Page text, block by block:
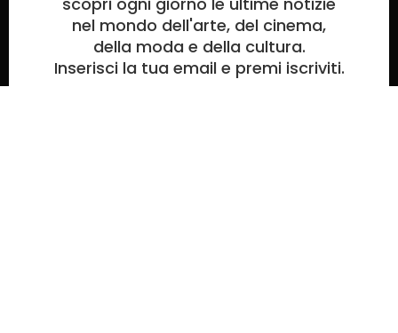
nel mondo dell'arte, del cinema,
della moda e della cultura.
Inserisci la tua email e premi iscriviti.
exibart prize EP6
ideato e organizzato da exibartlab srl,
Via Placido Zurla 49b, 00176 Roma - Italy